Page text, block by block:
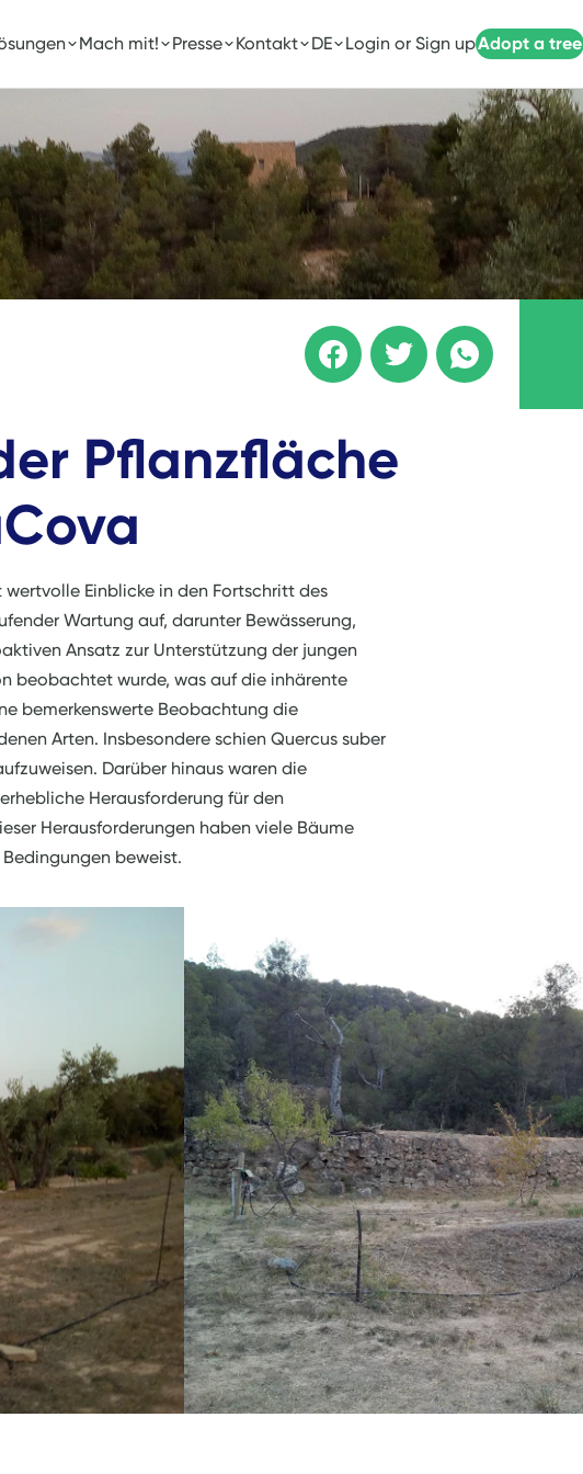
Mach mit! Presse Kontakt DE Login or Sign upAdopt a tree
Pflanzfläche
Einblicke in den Fortschritt des
Wartung auf, darunter Bewässerung,
Ansatz zur Unterstützung der jungen
beobachtet wurde, was auf die inhärente
bemerkenswerte Beobachtung die
Arten. Insbesondere schien Quercus suber
Darüber hinaus waren die
Herausforderung für den
Herausforderungen haben viele Bäume
beweist.